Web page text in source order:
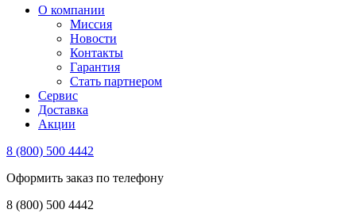
О компании
Миссия
Новости
Контакты
Гарантия
Стать партнером
Сервис
Доставка
Акции
8 (800) 500 4442
Оформить заказ по телефону
8 (800) 500 4442